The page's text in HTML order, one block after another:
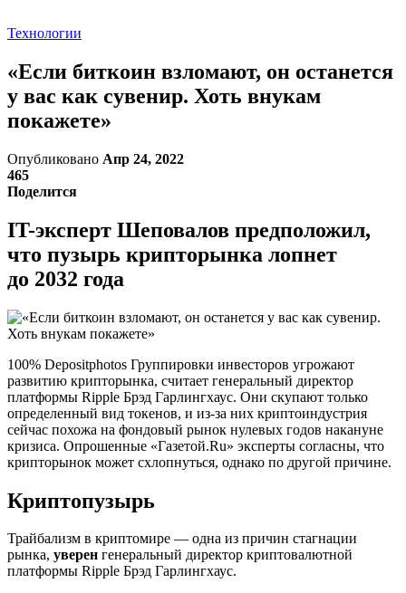
Технологии
«Если биткоин взломают, он останется
у вас как сувенир. Хоть внукам
покажете»
Опубликовано Апр 24, 2022
465
Поделится
IT-эксперт Шеповалов предположил,
что пузырь крипторынка лопнет
до 2032 года
100% Depositphotos Группировки инвесторов угрожают
развитию крипторынка, считает генеральный директор
платформы Ripple Брэд Гарлингхаус. Они скупают только
определенный вид токенов, и из-за них криптоиндустрия
сейчас похожа на фондовый рынок нулевых годов накануне
кризиса. Опрошенные «Газетой.Ru» эксперты согласны, что
крипторынок может схлопнуться, однако по другой причине.
Криптопузырь
Трайбализм в криптомире — одна из причин стагнации
рынка, уверен генеральный директор криптовалютной
платформы Ripple Брэд Гарлингхаус.